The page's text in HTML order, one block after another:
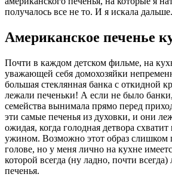
получалось все не то. И я искала дальше.
Американское печенье
Почти в каждом детском фильме, на
уважающей себя домохозяйки
большая стеклянная банка с откидной
лежали печеньки! А если не было
семейства вынимала прямо перед
эти самые печенья из духовки, и они
ожидая, когда голодная детвора
ужином. Возможно этот образ слишком
голове, но у меня лично на кухне
которой всегда (ну ладно, почти
печенья.